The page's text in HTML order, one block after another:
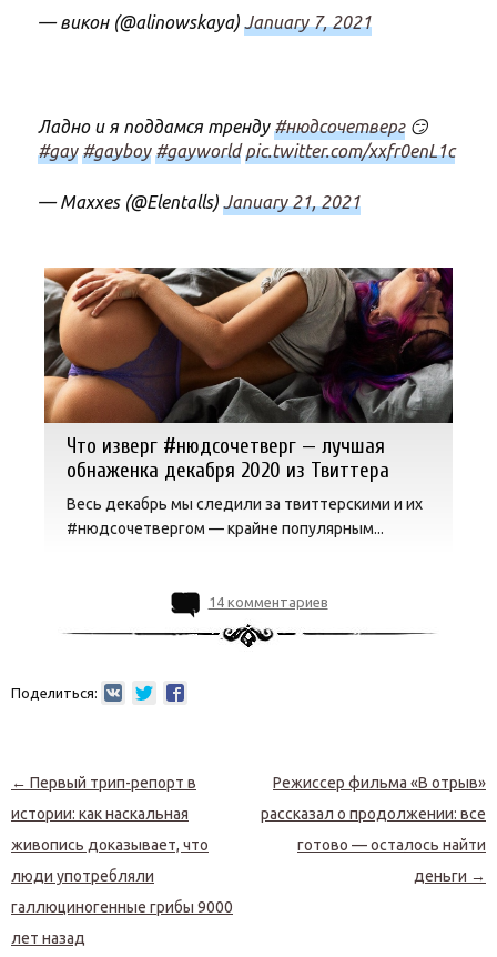
— викон (@alinowskaya) January 7, 2021
Ладно и я поддамся тренду#нюдсочетверг😏
#gay #gayboy #gayworld pic.twitter.com/xxfr0enL1c
— Maxxes (@Elentalls) January 21, 2021
Что изверг #нюдсочетверг — лучшая
обнаженка декабря 2020 из Твиттера
Весь декабрь мы следили за твиттерскими и их
#нюдсочетвергом — крайне популярным...
14 комментариев
Поделиться:
Навигация по записям
← Первый трип-репорт в
истории: как наскальная
живопись доказывает, что
люди употребляли
галлюциногенные грибы 9000
лет назад
Режиссер фильма «В отрыв»
рассказал о продолжении: все
готово — осталось найти
деньги →